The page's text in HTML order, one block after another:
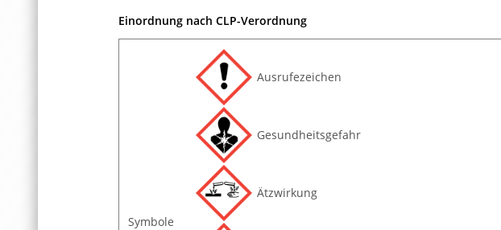
Einordnung nach CLP-Verordnung
Symbole
Ausrufezeichen
Gesundheitsgefahr
Ätzwirkung